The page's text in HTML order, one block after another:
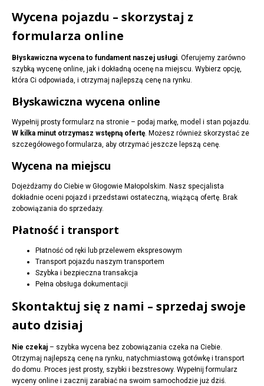
Wycena pojazdu – skorzystaj z
formularza online
Błyskawiczna wycena to fundament naszej usługi. Oferujemy zarówno
szybką wycenę online, jak i dokładną ocenę na miejscu. Wybierz opcję,
która Ci odpowiada, i otrzymaj najlepszą cenę na rynku.
Błyskawiczna wycena online
Wypełnij prosty formularz na stronie – podaj markę, model i stan pojazdu.
W kilka minut otrzymasz wstępną ofertę. Możesz również skorzystać ze
szczegółowego formularza, aby otrzymać jeszcze lepszą cenę.
Wycena na miejscu
Dojeżdżamy do Ciebie w Głogowie Małopolskim. Nasz specjalista
dokładnie oceni pojazd i przedstawi ostateczną, wiążącą ofertę. Brak
zobowiązania do sprzedaży.
Płatność i transport
Płatność od ręki lub przelewem ekspresowym
Transport pojazdu naszym transportem
Szybka i bezpieczna transakcja
Pełna obsługa dokumentacji
Skontaktuj się z nami – sprzedaj swoje
auto dzisiaj
Nie czekaj – szybka wycena bez zobowiązania czeka na Ciebie.
Otrzymaj najlepszą cenę na rynku, natychmiastową gotówkę i transport
do domu. Proces jest prosty, szybki i bezstresowy. Wypełnij formularz
wyceny online i zacznij zarabiać na swoim samochodzie już dziś.